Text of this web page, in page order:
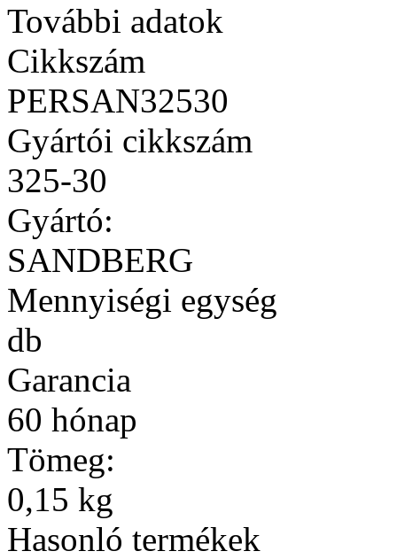
További adatok
Cikkszám
PERSAN32530
Gyártói cikkszám
325-30
Gyártó:
SANDBERG
Mennyiségi egység
db
Garancia
60 hónap
Tömeg:
0,15 kg
Hasonló termékek